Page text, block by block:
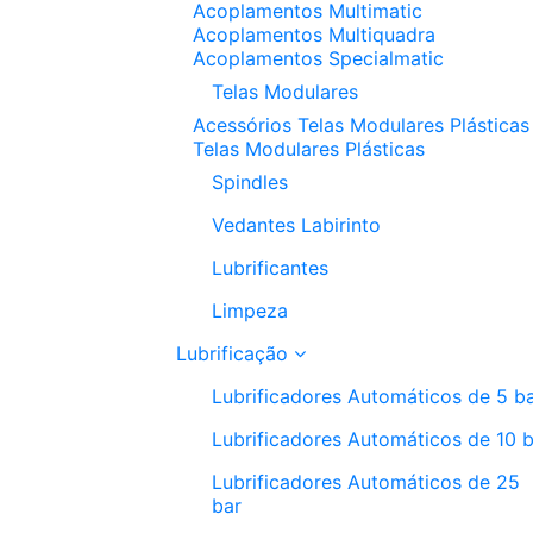
Acoplamentos Multimatic
Acoplamentos Multiquadra
Acoplamentos Specialmatic
Telas Modulares
Acessórios Telas Modulares Plásticas
Telas Modulares Plásticas
Spindles
Vedantes Labirinto
Lubrificantes
Limpeza
Lubrificação
Lubrificadores Automáticos de 5
Lubrificadores Automáticos de 10
Lubrificadores Automáticos de 25
bar